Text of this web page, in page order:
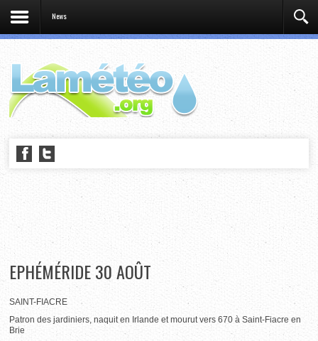
News
EPHÉMÉRIDE 30 AOÛT
SAINT-FIACRE
Patron des jardiniers, naquit en Irlande et mourut vers 670 à Saint-Fiacre en
Brie